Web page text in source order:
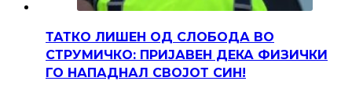
ТАТКО ЛИШЕН ОД СЛОБОДА ВО
СТРУМИЧКО: ПРИЈАВЕН ДЕКА ФИЗИЧКИ
ГО НАПАДНАЛ СВОЈОТ СИН!